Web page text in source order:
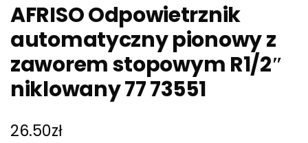
AFRISO Odpowietrznik
automatyczny pionowy z
zaworem stopowym R1/2″
niklowany 77 73551
26.50zł